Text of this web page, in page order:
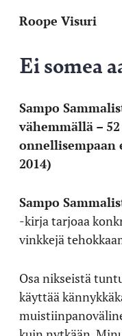
Roope Visuri
Ei somea
Sampo
vähemmällä –
onnellisempaan
2014)
Sampo
-kirja tarjoaa
vinkkejä
Osa nikseistä
käyttää